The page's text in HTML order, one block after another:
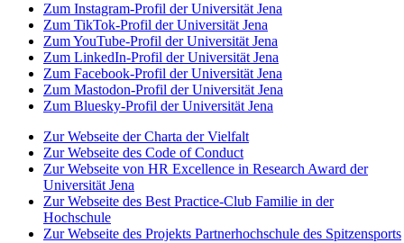
Zum Instagram-Profil der Universität Jena
Zum TikTok-Profil der Universität Jena
Zum YouTube-Profil der Universität Jena
Zum LinkedIn-Profil der Universität Jena
Zum Facebook-Profil der Universität Jena
Zum Mastodon-Profil der Universität Jena
Zum Bluesky-Profil der Universität Jena
Zur Webseite der Charta der Vielfalt
Zur Webseite des Code of Conduct
Zur Webseite von HR Excellence in Research Award der
Universität Jena
Zur Webseite des Best Practice-Club Familie in der
Hochschule
Zur Webseite des Projekts Partnerhochschule des Spitzensports